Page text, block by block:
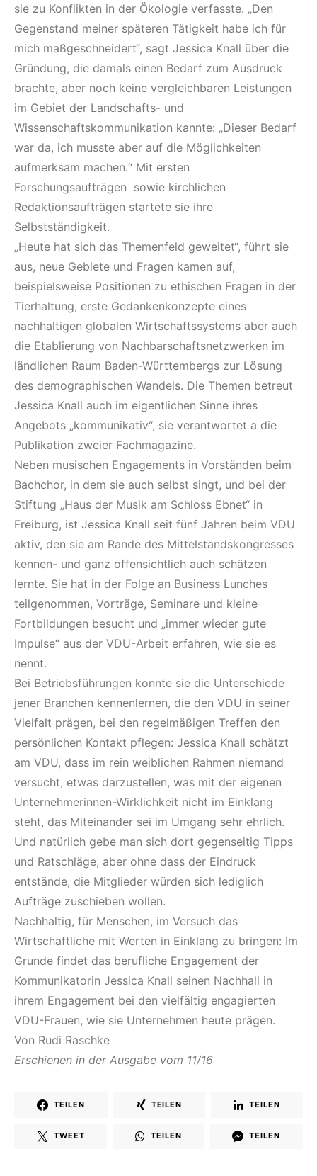
sie zu Konflikten in der Ökologie verfasste. „Den
Gegenstand meiner späteren Tätigkeit habe ich für
mich maßgeschneidert“, sagt Jessica Knall über die
Gründung, die damals einen Bedarf zum Ausdruck
brachte, aber noch keine vergleichbaren Leistungen
im Gebiet der Landschafts- und
Wissenschaftskommunikation kannte: „Dieser Bedarf
war da, ich musste aber auf die Möglichkeiten
aufmerksam machen.“ Mit ersten
Forschungsaufträgen sowie kirchlichen
Redaktionsaufträgen startete sie ihre
Selbstständigkeit.
„Heute hat sich das Themenfeld geweitet“, führt sie
aus, neue Gebiete und Fragen kamen auf,
beispielsweise Positionen zu ethischen Fragen in der
Tierhaltung, erste Gedankenkonzepte eines
nachhaltigen globalen Wirtschaftssystems aber auch
die Etablierung von Nachbarschaftsnetzwerken im
ländlichen Raum Baden-Württembergs zur Lösung
des demographischen Wandels. Die Themen betreut
Jessica Knall auch im eigentlichen Sinne ihres
Angebots „kommunikativ“, sie verantwortet a die
Publikation zweier Fachmagazine.
Neben musischen Engagements in Vorständen beim
Bachchor, in dem sie auch selbst singt, und bei der
Stiftung „Haus der Musik am Schloss Ebnet“ in
Freiburg, ist Jessica Knall seit fünf Jahren beim VDU
aktiv, den sie am Rande des Mittelstandskongresses
kennen- und ganz offensichtlich auch schätzen
lernte. Sie hat in der Folge an Business Lunches
teilgenommen, Vorträge, Seminare und kleine
Fortbildungen besucht und „immer wieder gute
Impulse“ aus der VDU-Arbeit erfahren, wie sie es
nennt.
Bei Betriebsführungen konnte sie die Unterschiede
jener Branchen kennenlernen, die den VDU in seiner
Vielfalt prägen, bei den regelmäßigen Treffen den
persönlichen Kontakt pflegen: Jessica Knall schätzt
am VDU, dass im rein weiblichen Rahmen niemand
versucht, etwas darzustellen, was mit der eigenen
Unternehmerinnen-Wirklichkeit nicht im Einklang
steht, das Miteinander sei im Umgang sehr ehrlich.
Und natürlich gebe man sich dort gegenseitig Tipps
und Ratschläge, aber ohne dass der Eindruck
entstände, die Mitglieder würden sich lediglich
Aufträge zuschieben wollen.
Nachhaltig, für Menschen, im Versuch das
Wirtschaftliche mit Werten in Einklang zu bringen: Im
Grunde findet das berufliche Engagement der
Kommunikatorin Jessica Knall seinen Nachhall in
ihrem Engagement bei den vielfältig engagierten
VDU-Frauen, wie sie Unternehmen heute prägen.
Von Rudi Raschke
Erschienen in der Ausgabe vom 11/16
TEILEN TEILEN TEILEN
TWEET TEILEN TEILEN